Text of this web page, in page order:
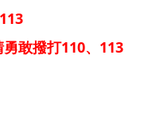
敢撥打110、113